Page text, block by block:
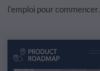
l'emploi pour commencer.